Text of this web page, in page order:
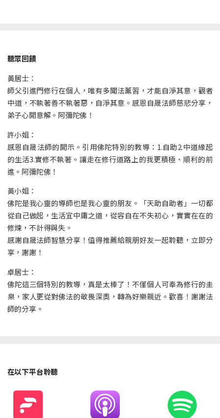
聽眾回饋
黃居士：
師父引進門修行在個人，唯有多聞法薰習，才能自淨其意，觀者
中道，不執著善不執著惡，自淨其意。感恩自晟法師慈悲分享，
弟子心開意解。阿彌陀佛！
許小姐：
感恩自晟法師的開示。引用佛陀特別的教導：1.自助2.中道緣起
的生活3.實修不執著。讓走在修行道路上的我更積極、順利的前
進。阿彌陀佛！
黃小姐：
佛陀是我心靈的導師也是我心靈的朋友。「天助自助者」一切都
從自己做起，生活宜中庸之道，從容自在不失初心，實實在在的
修煉，不計得與失。
感謝自晟法師智慧分享！值得推薦給親朋好友一起聆聽，立即分
享，謝謝！
卓居士：
佛陀這三個特別的教導，真是太棒了！不僅個人可奉為修行的圭
臬，家人更從對佛法的敬畏深奧，轉為好樂親近。歡喜！謝謝法
師的分享。
在以下平台聆聽